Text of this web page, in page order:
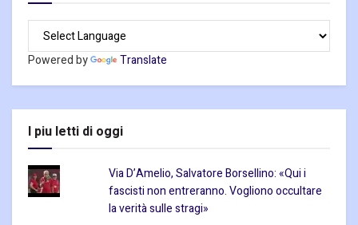
Powered by Translate
I piu letti di oggi
Via D’Amelio, Salvatore Borsellino: «Qui i
fascisti non entreranno. Vogliono occultare
la verità sulle stragi»